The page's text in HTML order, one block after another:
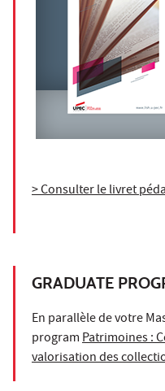
> Consulter le livret
GRADUATE
En parallèle de votre
programPatrimoines :
valorisation des